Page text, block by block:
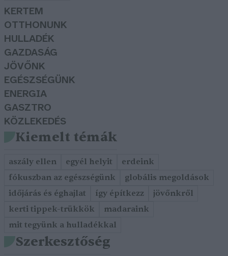
KERTEM
OTTHONUNK
HULLADÉK
GAZDASÁG
JÖVŐNK
EGÉSZSÉGÜNK
ENERGIA
GASZTRO
KÖZLEKEDÉS
Kiemelt témák
aszály ellen egyél helyit
erdeink
fókuszban az egészségünk
globális megoldások
időjárás és éghajlat
így építkezz
jövőnkről
kerti tippek-trükkök
madaraink
mit tegyünk a hulladékkal
Szerkesztőség